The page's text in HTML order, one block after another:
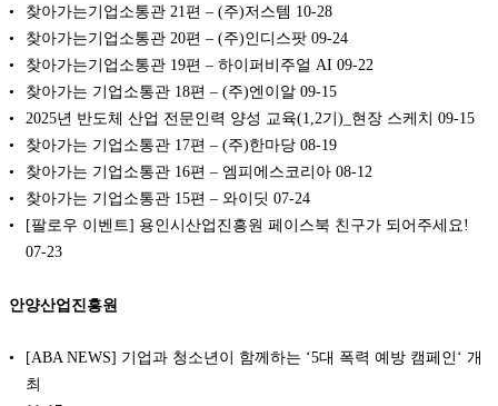
찾아가는기업소통관 21편 – (주)저스템 10-28
찾아가는기업소통관 20편 – (주)인디스팟 09-24
찾아가는기업소통관 19편 – 하이퍼비주얼 AI 09-22
찾아가는 기업소통관 18편 – (주)엔이알 09-15
2025년 반도체 산업 전문인력 양성 교육(1,2기)_현장 스케치 09-15
찾아가는 기업소통관 17편 – (주)한마당 08-19
찾아가는 기업소통관 16편 – 엠피에스코리아 08-12
찾아가는 기업소통관 15편 – 와이딧 07-24
[팔로우 이벤트] 용인시산업진흥원 페이스북 친구가 되어주세요!
07-23
안양산업진흥원
[ABA NEWS] 기업과 청소년이 함께하는 ‘5대 폭력 예방 캠페인‘ 개
최